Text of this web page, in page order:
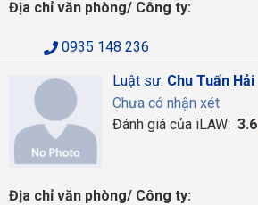
Địa chỉ văn phòng/ Công ty:
0935 148 236
Luật sư: Chu Tuấn Hải
Chưa có nhận xét
Đánh giá của iLAW: 3.6
Địa chỉ văn phòng/ Công ty: